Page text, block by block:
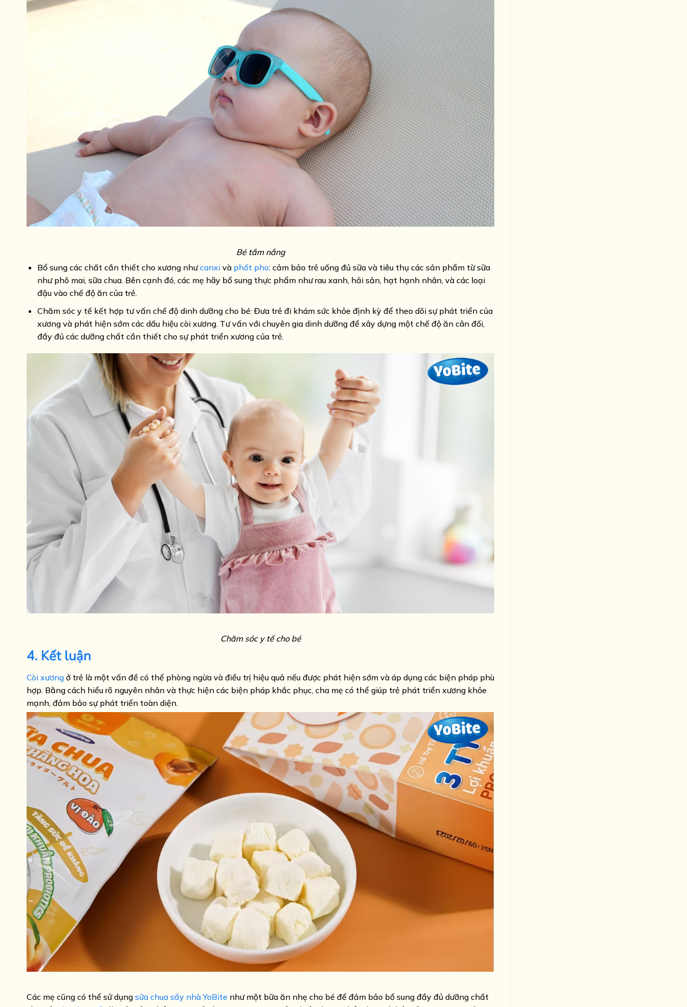
Bé tắm nắng
Bổ sung các chất cần thiết cho xương nhưcanxivà phốt pho: cảm bảo trẻ uống đủ sữa và tiêu thụ các sản phẩm từ sữa
như phô mai, sữa chua. Bên cạnh đó, các mẹ hãy bổ sung thực phẩm như rau xanh, hải sản, hạt hạnh nhân, và các loại
đậu vào chế độ ăn của trẻ.
Chăm sóc y tế kết hợp tư vấn chế độ dinh dưỡng cho bé: Đưa trẻ đi khám sức khỏe định kỳ để theo dõi sự phát triển của
xương và phát hiện sớm các dấu hiệu còi xương. Tư vấn với chuyên gia dinh dưỡng để xây dựng một chế độ ăn cân đối,
đầy đủ các dưỡng chất cần thiết cho sự phát triển xương của trẻ.
Chăm sóc y tế cho bé
4. Kết luận
Còi xương ở trẻ là một vấn đề có thể phòng ngừa và điều trị hiệu quả nếu được phát hiện sớm và áp dụng các biện pháp phù
hợp. Bằng cách hiểu rõ nguyên nhân và thực hiện các biện pháp khắc phục, cha mẹ có thể giúp trẻ phát triển xương khỏe
mạnh, đảm bảo sự phát triển toàn diện.
Các mẹ cũng có thể sử dụng sữa chua sấy nhà YoBite như một bữa ăn nhẹ cho bé để đảm bảo bổ sung đầy đủ dưỡng chất